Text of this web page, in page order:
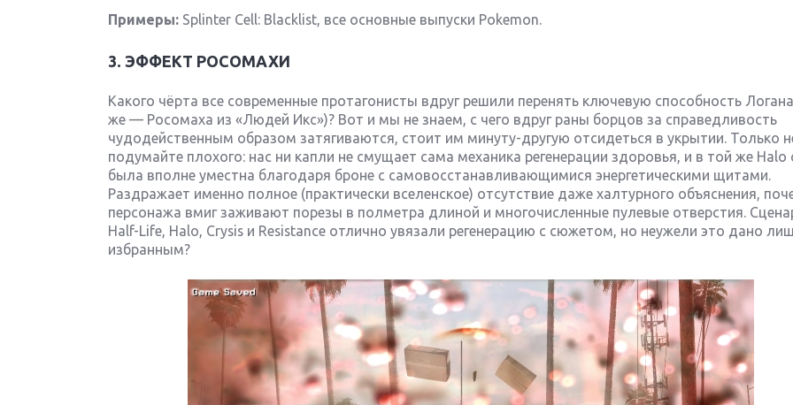
Примеры: Splinter Cell: Blacklist, все основные выпуски Pokemon.
3. ЭФФЕКТ РОСОМАХИ
Какого чёрта все современные протагонисты вдруг решили перенять ключевую способность
же — Росомаха из «Людей Икс»)? Вот и мы не знаем, с чего вдруг раны борцов за справедливость
чудодейственным образом затягиваются, стоит им минуту-другую отсидеться в укрытии. Только
подумайте плохого: нас ни капли не смущает сама механика регенерации здоровья, и в той же Halo
была вполне уместна благодаря броне с самовосстанавливающимися энергетическими щитами.
Раздражает именно полное (практически вселенское) отсутствие даже халтурного объяснения,
персонажа вмиг заживают порезы в полметра длиной и многочисленные пулевые отверстия.
Half-Life, Halo, Crysis и Resistance отлично увязали регенерацию с сюжетом, но неужели это дано
избранным?